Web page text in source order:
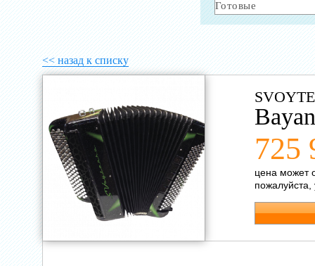
<< назад к списку
725
цена может
пожалуйста,